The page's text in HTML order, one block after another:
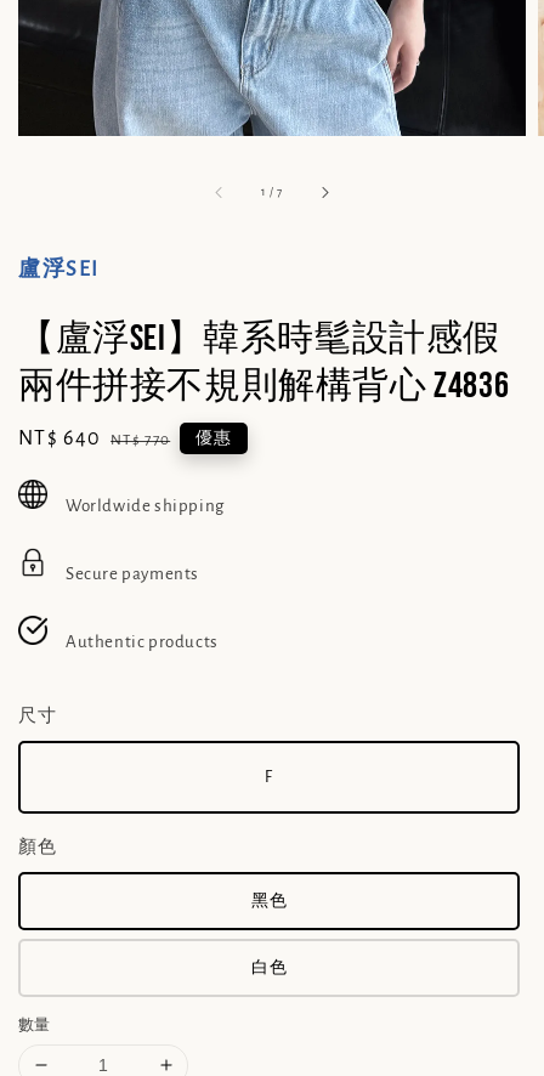
1 /7
盧浮SEI
【盧浮Sei】韓系時髦設計感假
兩件拼接不規則解構背心 Z4836
Sale
NT$ 640 Regular
NT$ 770 優惠
Worldwide shipping
Secure payments
Authentic products
尺寸
F
顏色
黑色
白色
數量